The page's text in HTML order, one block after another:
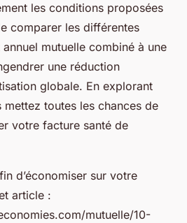
les conditions proposées
comparer les différentes
mutuelle combiné à une
une réduction
globale. En explorant
toutes les chances de
votre facture santé de
d’économiser sur votre
article :
mutuelle/10-